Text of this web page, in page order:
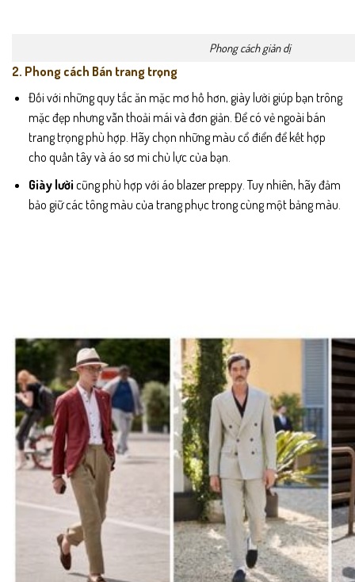
Phong cách giản dị
2. Phong cách Bán trang trọng
Đối với những quy tắc ăn mặc mơ hồ hơn, giày lười giúp bạn trông
mặc đẹp nhưng vẫn thoải mái và đơn giản. Để có vẻ ngoài bán
trang trọng phù hợp. Hãy chọn những màu cổ điển để kết hợp
cho quần tây và áo sơ mi chủ lực của bạn.
Giày lười cũng phù hợp với áo blazer preppy. Tuy nhiên, hãy đảm
bảo giữ các tông màu của trang phục trong cùng một bảng màu.